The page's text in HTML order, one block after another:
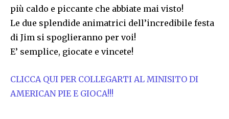
più caldo e piccante che abbiate mai visto!
Le due splendide animatrici dell’incredibile festa
di Jim si spoglieranno per voi!
E’ semplice, giocate e vincete!
CLICCA QUI PER COLLEGARTI AL MINISITO DI
AMERICAN PIE E GIOCA!!!